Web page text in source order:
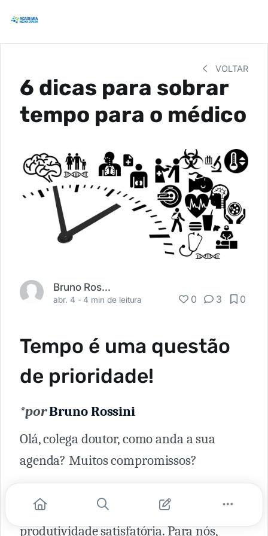
VOLTAR
6 dicas para sobrar
tempo para o médico
Bruno Rossini
abr. 4 -4 min de leitura 0 3 0
Tempo é uma questão
de prioridade!
*porBruno Rossini
Olá, colega doutor, como anda a sua
agenda? Muitos compromissos?
Uma adequada gestão do tempo é
fundamental para conseguirmos uma
produtividade satisfatória. Para nós,